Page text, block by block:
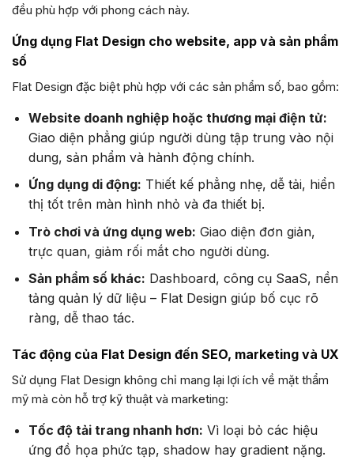
đều phù hợp với phong cách này.
Ứng dụng Flat Design cho website, app và sản phẩm
số
Flat Design đặc biệt phù hợp với các sản phẩm số, bao gồm:
Website doanh nghiệp hoặc thương mại điện tử:
Giao diện phẳng giúp người dùng tập trung vào nội
dung, sản phẩm và hành động chính.
Ứng dụng di động: Thiết kế phẳng nhẹ, dễ tải, hiển
thị tốt trên màn hình nhỏ và đa thiết bị.
Trò chơi và ứng dụng web: Giao diện đơn giản,
trực quan, giảm rối mắt cho người dùng.
Sản phẩm số khác: Dashboard, công cụ SaaS, nền
tảng quản lý dữ liệu – Flat Design giúp bố cục rõ
ràng, dễ thao tác.
Tác động của Flat Design đến SEO, marketing và UX
Sử dụng Flat Design không chỉ mang lại lợi ích về mặt thẩm
mỹ mà còn hỗ trợ kỹ thuật và marketing:
Tốc độ tải trang nhanh hơn: Vì loại bỏ các hiệu
ứng đồ họa phức tạp, shadow hay gradient nặng.